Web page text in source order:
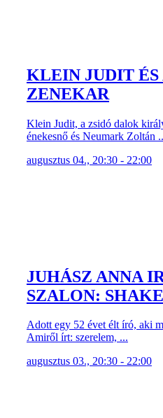
KLEIN JUDIT
ZENEKAR
Klein Judit, a zsidó dalok
énekesnő és Neumark Zoltán
augusztus 04., 20:30 - 22:00
JUHÁSZ ANNA
SZALON:
Adott egy 52 évet élt író, aki
Amiről írt: szerelem, ...
augusztus 03., 20:30 - 22:00